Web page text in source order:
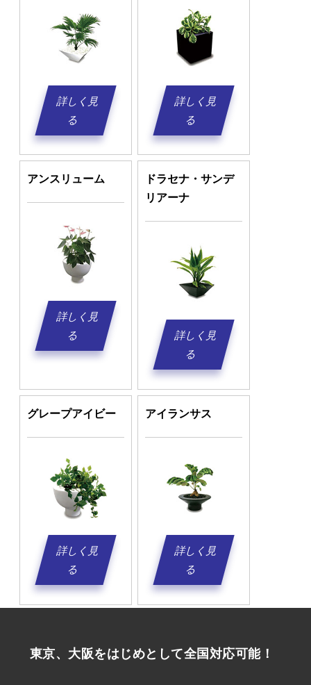
詳しく見
る
詳しく見
る
アンスリューム
詳しく見
る
ドラセナ・サンデ
リアーナ
詳しく見
る
グレープアイビー
詳しく見
る
アイランサス
詳しく見
る
東京、大阪をはじめとして全国対応可能！